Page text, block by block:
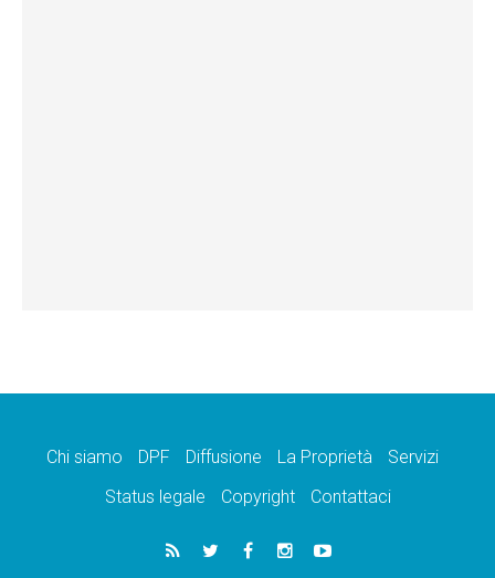
Chi siamo DPF Diffusione La Proprietà
Servizi
Status legale
Copyright Contattaci